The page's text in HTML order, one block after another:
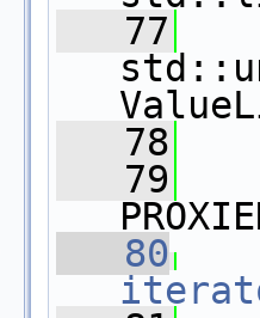
   77
   78
   79
   80